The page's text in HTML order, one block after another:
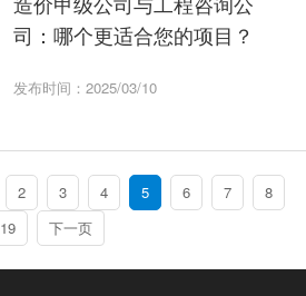
司：哪个更适合您的项目？
发布时间：2025/03/10
2 3 4 5 6 7
8
19 下一页